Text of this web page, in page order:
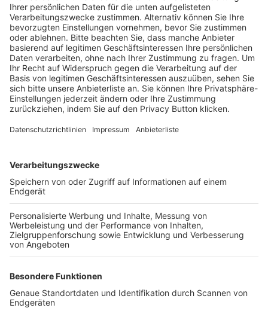
Trainerausbildung
Schulungsangebot Vereinsmitarbeiter
BFV-Geschäftsstellen
Trainerbörse
Login SpielPlus
FOLGE DEM BFV
TOP-VEREINE
TOP-PARTNER